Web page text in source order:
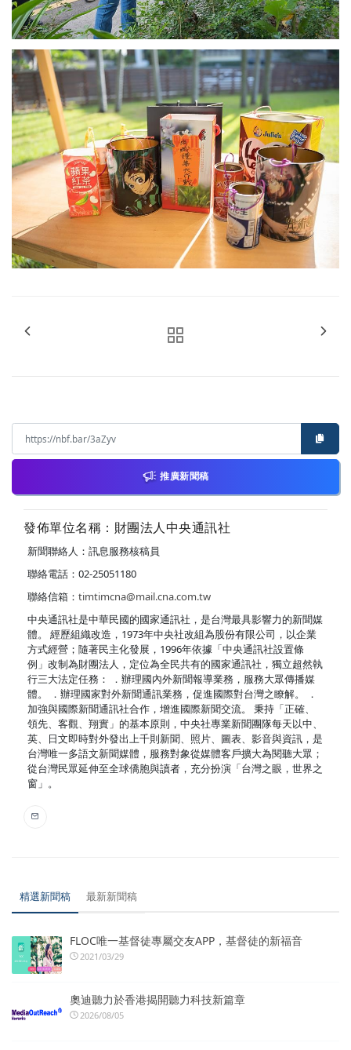
推廣新聞稿
發佈單位名稱：財團法人中央通訊社
新聞聯絡人：訊息服務核稿員
聯絡電話：02-25051180
聯絡信箱： timtimcna@mail.cna.com.tw
中央通訊社是中華民國的國家通訊社，是台灣最具影響力的新聞媒
體。 經歷組織改造，1973年中央社改組為股份有限公司，以企業
方式經營；隨著民主化發展，1996年依據「中央通訊社設置條
例」改制為財團法人，定位為全民共有的國家通訊社，獨立超然執
行三大法定任務： ．辦理國內外新聞報導業務，服務大眾傳播媒
體。 ．辦理國家對外新聞通訊業務，促進國際對台灣之瞭解。 ．
加強與國際新聞通訊社合作，增進國際新聞交流。 秉持「正確、
領先、客觀、翔實」的基本原則，中央社專業新聞團隊每天以中、
英、日文即時對外發出上千則新聞、照片、圖表、影音與資訊，是
台灣唯一多語文新聞媒體，服務對象從媒體客戶擴大為閱聽大眾；
從台灣民眾延伸至全球僑胞與讀者，充分扮演「台灣之眼，世界之
窗」。
精選新聞稿 最新新聞稿
FLOC唯一基督徒專屬交友APP，基督徒的新福音
2021/03/29
奧迪聽力於香港揭開聽力科技新篇章
2026/08/05